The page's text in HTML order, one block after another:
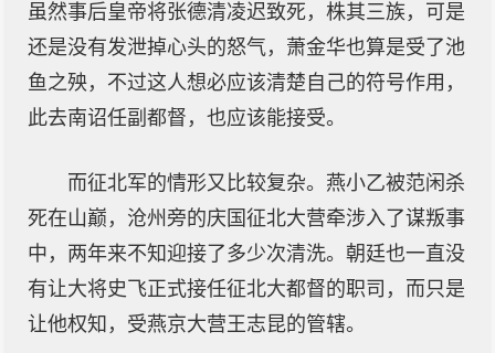
虽然事后皇帝将张德清凌迟致死，株其三族，可是
还是没有发泄掉心头的怒气，萧金华也算是受了池
鱼之殃，不过这人想必应该清楚自己的符号作用，
此去南诏任副都督，也应该能接受。
而征北军的情形又比较复杂。燕小乙被范闲杀
死在山巅，沧州旁的庆国征北大营牵涉入了谋叛事
中，两年来不知迎接了多少次清洗。朝廷也一直没
有让大将史飞正式接任征北大都督的职司，而只是
让他权知，受燕京大营王志昆的管辖。